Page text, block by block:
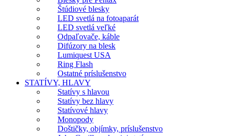
Štúdiové blesky
LED svetlá na fotoaparát
LED svetlá veľké
Odpaľovače, káble
Difúzory na blesk
Lumiquest USA
Ring Flash
Ostatné príslušenstvo
STATÍVY, HLAVY
Statívy s hlavou
Statívy bez hlavy
Statívové hlavy
Monopody
Doštičky, objímky, príslušenstvo